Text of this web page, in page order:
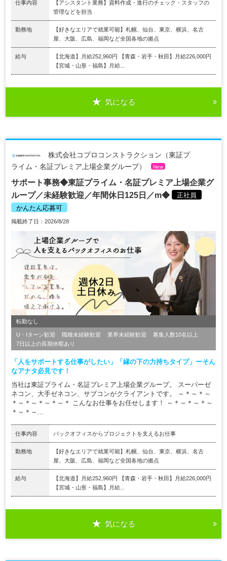
仕事内容
【アシスタント業務】資料作成・進行のチェック・スタッフの
管理などを担当
勤務地
【好きなエリアで就業可能】札幌、仙台、東京、横浜、名古
屋、大阪、広島、福岡など全国各地の拠点
給与
【北海道】月給252,960円 【青森・岩手・秋田】月給226,000円
【宮城・山形・福島】月給...
気になる
株式会社コプロコンストラクション（東証プ
ライム・名証プレミア上場企業グループ）
New
サポート事務◆東証プライム・名証プレミア上場企業グ
ループ／未経験歓迎／年間休日125日／m◆
正社員
かんたん応募可
掲載終了日：2026/8/28
転勤なし
U・Iターン歓迎 職種未経験歓迎 業界未経験歓迎
募集人数10名以上
7日以上の長期休暇あり
「人をサポートする仕事がしたい」「縁の下の力持ちタイプ」ーそん
なアナタ必見です！
当社は東証プライム・名証プレミア上場企業グループ。 スーパーゼ
ネコン、大手ゼネコン、サブコンがクライアントです。 ～＊～＊～
＊～＊～＊～＊～＊ こんなお仕事をお任せします！ ～＊～＊～＊～
＊～＊～...
仕事内容 バックオフィスからプロジェクトを支えるお仕事
勤務地
【好きなエリアで就業可能】札幌、仙台、東京、横浜、名古
屋、大阪、広島、福岡など全国各地の拠点
給与
【北海道】月給252,960円 【青森・岩手・秋田】月給226,000円
【宮城・山形・福島】月給...
気になる